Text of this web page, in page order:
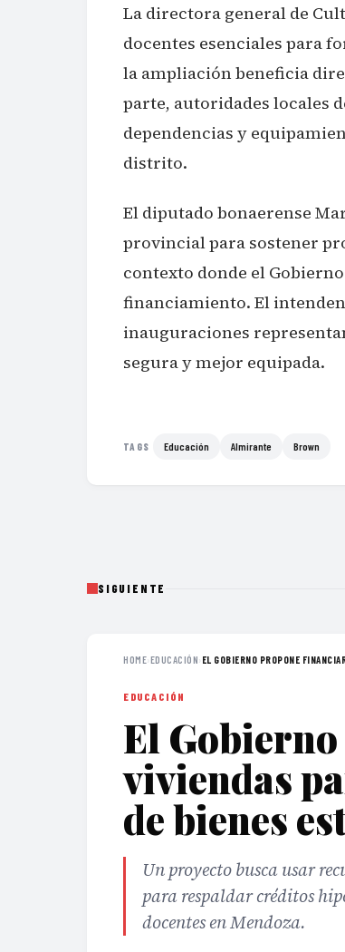
La directora general de
docentes esenciales para
la ampliación beneficia
parte, autoridades locales
dependencias y
distrito.
El diputado bonaerense
provincial para sostener
contexto donde el
financiamiento. El
inauguraciones
segura y mejor equipada.
TAGS Educación Almirante Brown
SIGUIENTE
HOME›EDUCACIÓN› EL GOBIERNO PROPONE
EDUCACIÓN
El
viviendas
de bienes
Un proyecto busca usar
para respaldar créditos
docentes en Mendoza.